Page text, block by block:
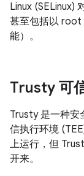
Linux (SELinux)
甚至包括以 root
能）。
Trusty 可
Trusty 是一种安
信执行环境
上运行，但
开来。